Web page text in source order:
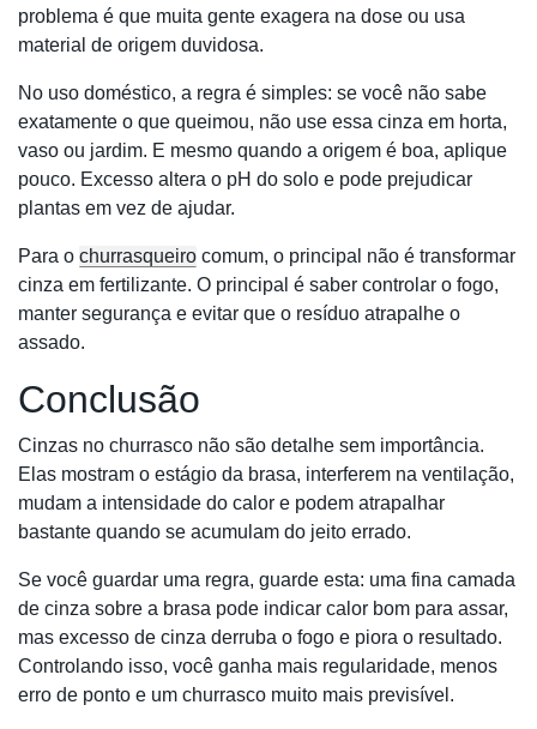
problema é que muita gente exagera na dose ou usa
material de origem duvidosa.
No uso doméstico, a regra é simples: se você não sabe
exatamente o que queimou, não use essa cinza em horta,
vaso ou jardim. E mesmo quando a origem é boa, aplique
pouco. Excesso altera o pH do solo e pode prejudicar
plantas em vez de ajudar.
Para o churrasqueiro comum, o principal não é transformar
cinza em fertilizante. O principal é saber controlar o fogo,
manter segurança e evitar que o resíduo atrapalhe o
assado.
Conclusão
Cinzas no churrasco não são detalhe sem importância.
Elas mostram o estágio da brasa, interferem na ventilação,
mudam a intensidade do calor e podem atrapalhar
bastante quando se acumulam do jeito errado.
Se você guardar uma regra, guarde esta: uma fina camada
de cinza sobre a brasa pode indicar calor bom para assar,
mas excesso de cinza derruba o fogo e piora o resultado.
Controlando isso, você ganha mais regularidade, menos
erro de ponto e um churrasco muito mais previsível.